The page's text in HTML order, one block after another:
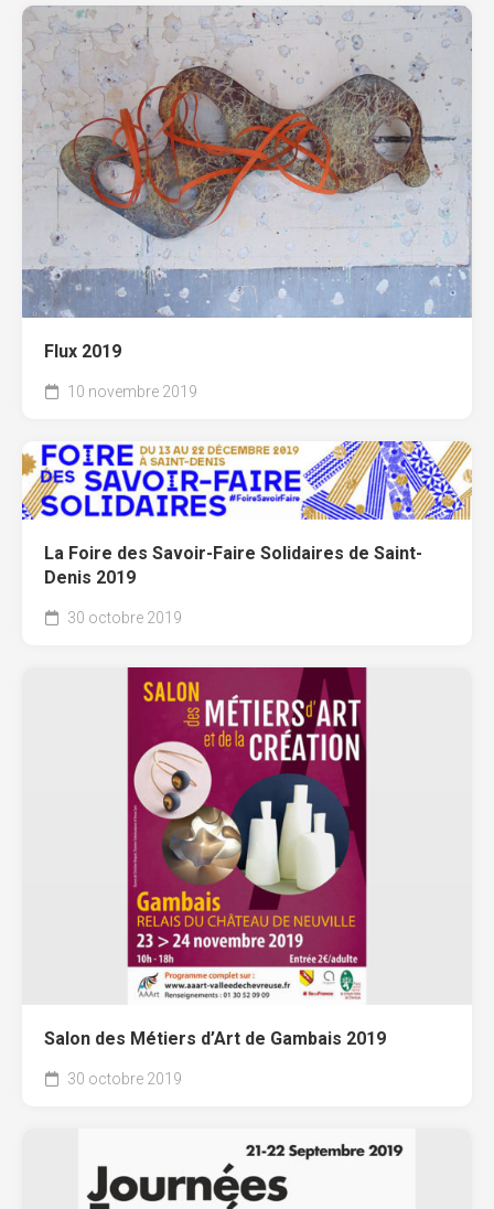
Flux 2019
10 novembre 2019
La Foire des Savoir-Faire Solidaires de Saint-
Denis 2019
30 octobre 2019
Salon des Métiers d’Art de Gambais 2019
30 octobre 2019